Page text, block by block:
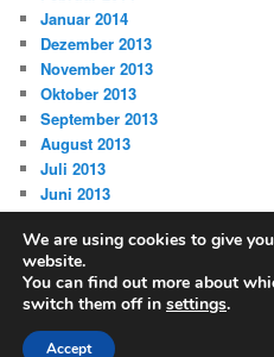
Januar 2014
Dezember 2013
November 2013
Oktober 2013
September 2013
August 2013
Juli 2013
Juni 2013
Datenschutz Stolz
We are using cookies to give
website.
You can find out more about
switch them off in settings.
Accept